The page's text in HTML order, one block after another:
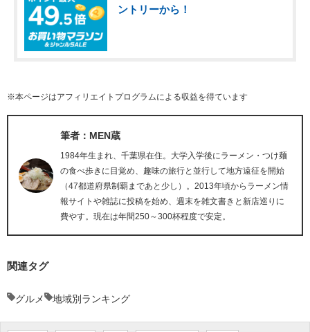
ントリーから！
※本ページはアフィリエイトプログラムによる収益を得ています
筆者：MEN蔵
1984年生まれ、千葉県在住。大学入学後にラーメン・つけ麺
の食べ歩きに目覚め、趣味の旅行と並行して地方遠征を開始
（47都道府県制覇まであと少し）。2013年頃からラーメン情
報サイトや雑誌に投稿を始め、週末を雑文書きと新店巡りに
費やす。現在は年間250～300杯程度で安定。
関連タグ
グルメ 地域別ランキング